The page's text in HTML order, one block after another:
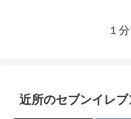
１
近所のセブンイレ